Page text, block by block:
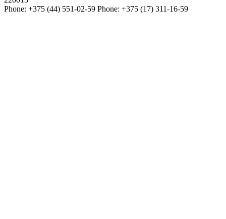
Phone: +375 (44) 551-02-59 Phone: +375 (17) 311-16-59